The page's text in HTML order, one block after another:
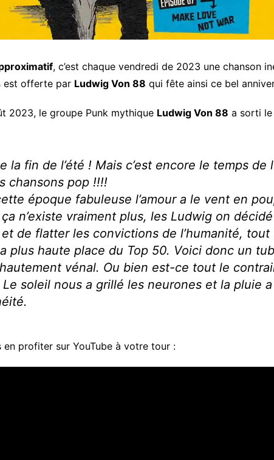
, c’est chaque vendredi de 2023 une chanson
est offerte par Ludwig Von 88 qui fête ainsi ce bel
2023, le groupe Punk mythique Ludwig Von 88 a sorti
la fin de l’été ! Mais c’est encore le temps de
chansons pop !!!!
époque fabuleuse l’amour a le vent en
n’existe vraiment plus, les Ludwig on
de flatter les convictions de l’humanité, tout
plus haute place du Top 50. Voici donc un
vénal. Ou bien est-ce tout le
soleil nous a grillé les neurones et la pluie
en profiter sur YouTube à votre tour :